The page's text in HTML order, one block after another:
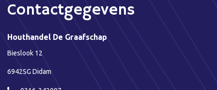
Contactgegevens
Houthandel De Graafschap
Bieslook 12
6942SG Didam